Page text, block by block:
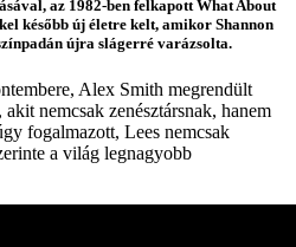
az 1982-ben felkapott What About
később új életre kelt, amikor Shannon
újra slágerré varázsolta.
Alex Smith megrendült
nemcsak zenésztársnak, hanem
fogalmazott, Lees nemcsak
a világ legnagyobb